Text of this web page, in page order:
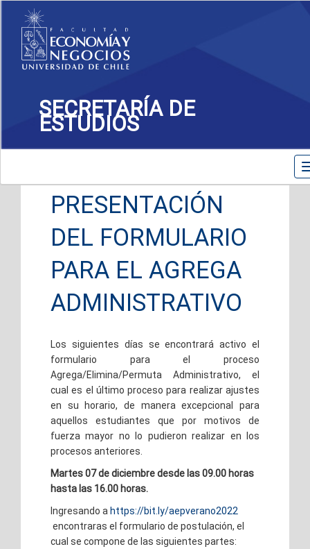
SECRETARÍA DE
ESTUDIOS
PRESENTACIÓN
DEL FORMULARIO
PARA EL AGREGA
ADMINISTRATIVO
Los siguientes días se encontrará activo el
formulario para el proceso
Agrega/Elimina/Permuta Administrativo, el
cual es el último proceso para realizar ajustes
en su horario, de manera excepcional para
aquellos estudiantes que por motivos de
fuerza mayor no lo pudieron realizar en los
procesos anteriores.
Martes 07 de diciembre desde las 09.00 horas
hasta las 16.00 horas.
Ingresando a https://bit.ly/aepverano2022
encontraras el formulario de postulación, el
cual se compone de las siguientes partes: